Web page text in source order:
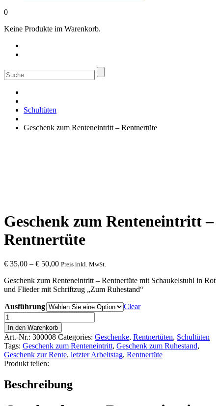
0
Keine Produkte im Warenkorb.
Suche
nach:
Schultüten
Geschenk zum Renteneintritt – Rentnertüte
Geschenk zum Renteneintritt –
Rentnertüte
€ 35,00 – € 50,00 Preis inkl. MwSt.
Geschenk zum Renteneintritt – Rentnertüte mit Schaukelstuhl in Rot
und Flieder mit Schriftzug „Zum Ruhestand“
Ausführung
Clear
Geschenk
zum
Renteneintritt
-
Rentnertüte
quantity
In den Warenkorb
Art.-Nr.: 300008 Categories: Geschenke, Rentnertüten, Schultüten
Tags: Geschenk zum Renteneintritt, Geschenk zum Ruhestand,
Geschenk zur Rente, letzter Arbeitstag, Rentnertüte
Produkt teilen:
Beschreibung